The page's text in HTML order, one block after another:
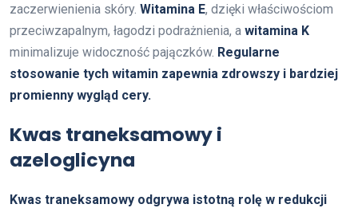
zaczerwienienia skóry. Witamina E, dzięki właściwościom
przeciwzapalnym, łagodzi podrażnienia, a witamina K
minimalizuje widoczność pajączków. Regularne
stosowanie tych witamin zapewnia zdrowszy i bardziej
promienny wygląd cery.
Kwas traneksamowy i
azeloglicyna
Kwas traneksamowy odgrywa istotną rolę w redukcji